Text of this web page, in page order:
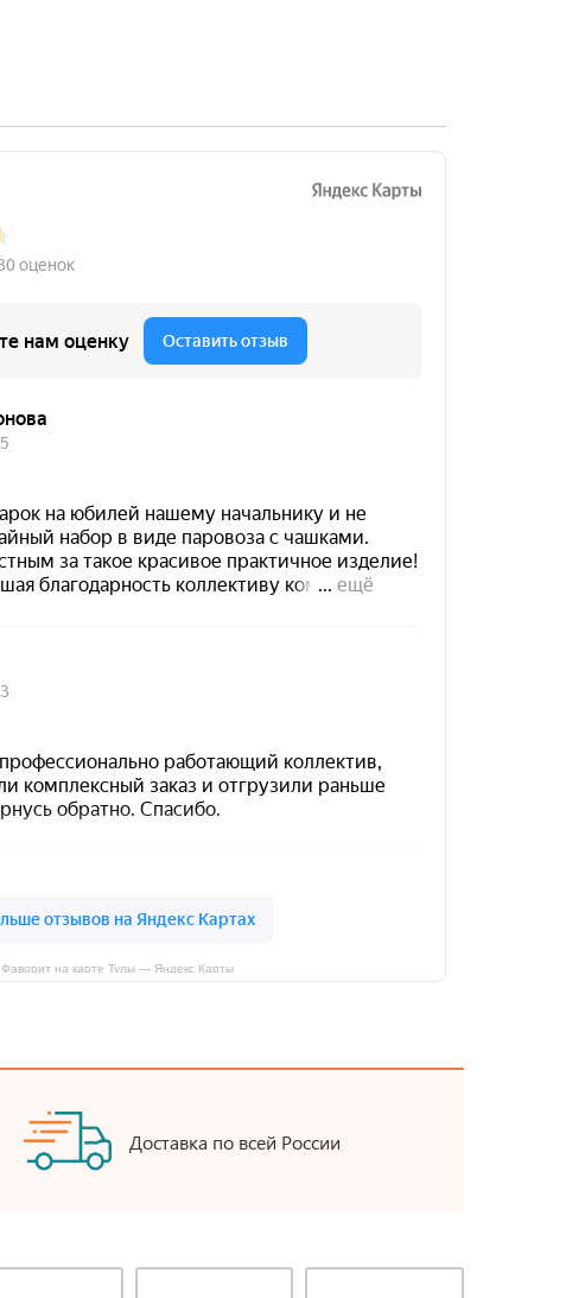
Фаворит на карте Тулы — Яндекс Карты
Доставка по всей России